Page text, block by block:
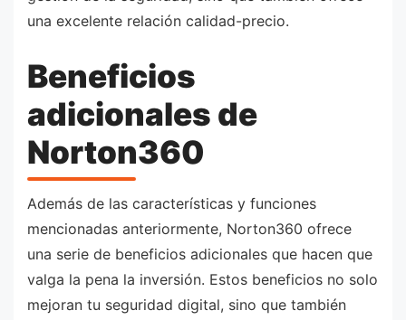
una excelente relación calidad-precio.
Beneficios
adicionales de
Norton360
Además de las características y funciones
mencionadas anteriormente, Norton360 ofrece
una serie de beneficios adicionales que hacen que
valga la pena la inversión. Estos beneficios no solo
mejoran tu seguridad digital, sino que también